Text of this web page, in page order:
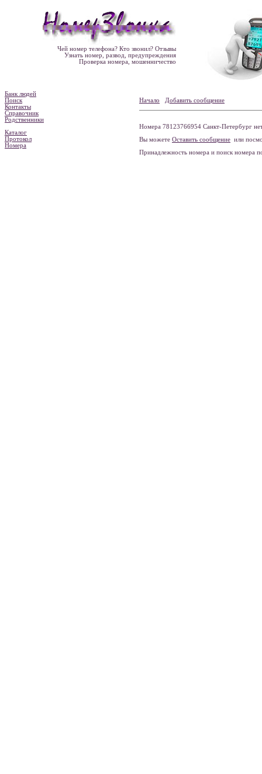
Чей номер телефона? Кто звонил? Отзывы
Узнать номер, развод, предупреждения
Проверка номера, мошенничество
Банк людей
Поиск
Контакты
Справочник
Родственники
Каталог
Протокол
Номера
Начало Добавить сообщение
Номера 78123766954 Санкт-Петербург
Вы можете Оставить сообщение или
Принадлежность номера и поиск номера